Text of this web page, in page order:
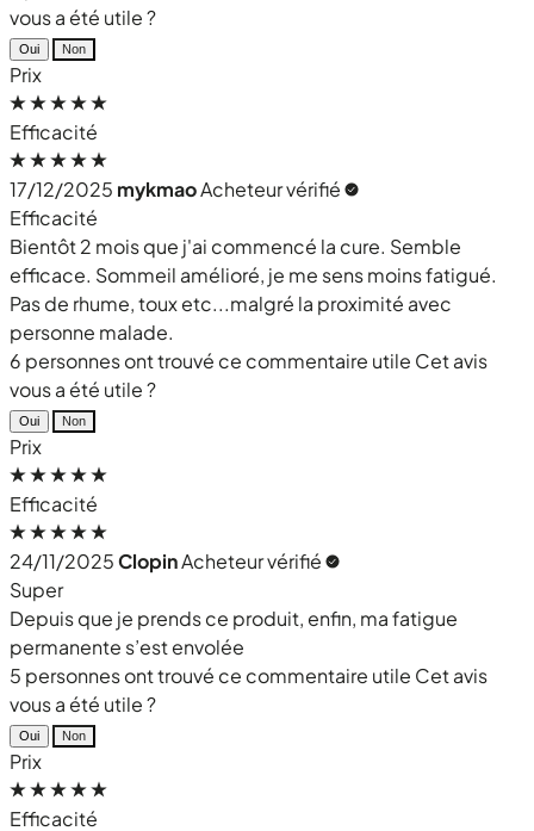
vous a été utile ?
Oui Non
Prix
Efficacité
17/12/2025 mykmaoAcheteur vérifié
Efficacité
Bientôt 2 mois que j'ai commencé la cure. Semble
efficace. Sommeil amélioré, je me sens moins fatigué.
Pas de rhume, toux etc...malgré la proximité avec
personne malade.
6 personnes ont trouvé ce commentaire utile Cet avis
vous a été utile ?
Oui Non
Prix
Efficacité
24/11/2025ClopinAcheteur vérifié
Super
Depuis que je prends ce produit, enfin, ma fatigue
permanente s’est envolée
5 personnes ont trouvé ce commentaire utile Cet avis
vous a été utile ?
Oui Non
Prix
Efficacité